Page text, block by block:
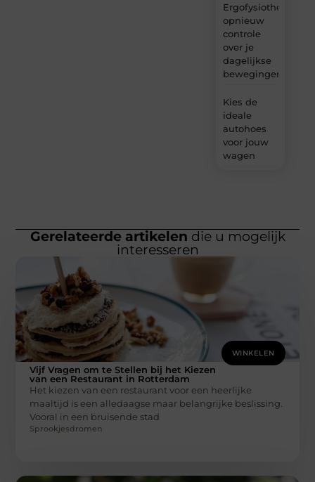
Ergofysiotherapie:
opnieuw
controle
over je
dagelijkse
bewegingen
Kies de
ideale
autohoes
voor jouw
wagen
Gerelateerde artikelen die u mogelijk
interesseren
WINKELEN
Vijf Vragen om te Stellen bij het Kiezen
van een Restaurant in Rotterdam
Het kiezen van een restaurant voor een heerlijke
maaltijd is een alledaagse maar belangrijke beslissing.
Vooral in een bruisende stad
Sprookjesdromen